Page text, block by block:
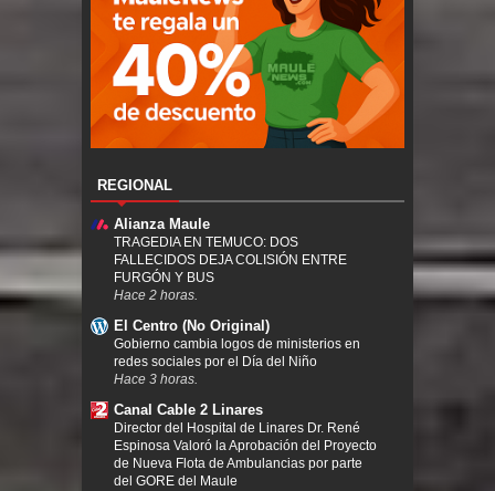
REGIONAL
Alianza Maule
TRAGEDIA EN TEMUCO: DOS
FALLECIDOS DEJA COLISIÓN ENTRE
FURGÓN Y BUS
Hace 2 horas.
El Centro (No Original)
Gobierno cambia logos de ministerios en
redes sociales por el Día del Niño
Hace 3 horas.
Canal Cable 2 Linares
Director del Hospital de Linares Dr. René
Espinosa Valoró la Aprobación del Proyecto
de Nueva Flota de Ambulancias por parte
del GORE del Maule